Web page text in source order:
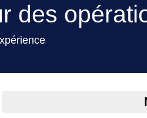
des